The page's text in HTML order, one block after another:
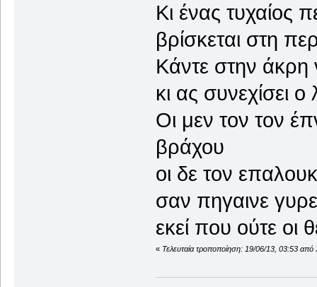
Κι ένας τυχαίος
βρίσκεται στη
Κάντε στην
κι ας συνεχίσει
Οι μεν τον τον
βράχου
οι δε τον
σαν πηγαινε
εκεί που ούτε οι
« Τελευταία τροποποίηση: 19/06/13, 03:53 από